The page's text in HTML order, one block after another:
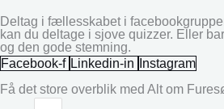
Deltag i fællesskabet i
kan du deltage i sjove quizzer. Eller
og den gode stemning.
Facebook-f Linkedin-in
Instagram
Få det store overblik med Alt om